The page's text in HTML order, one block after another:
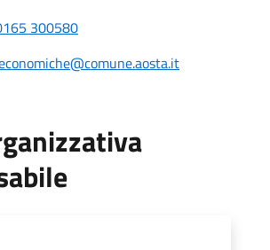
300580